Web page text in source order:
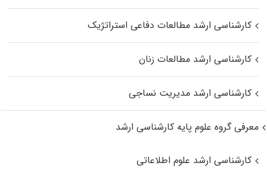
کارشناسی ارشد مطالعات دفاعی استراتژیک
کارشناسی ارشد مطالعات زنان
کارشناسی ارشد مدیریت نساجی
معرفی گروه علوم پایه کارشناسی ارشد
کارشناسی ارشد علوم اطلاعاتی